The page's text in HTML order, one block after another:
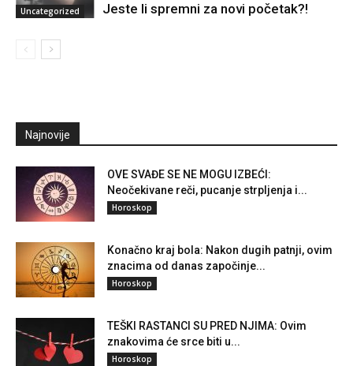
Uncategorized
Jeste li spremni za novi početak?!
Najnovije
OVE SVAĐE SE NE MOGU IZBEĆI:
Neočekivane reči, pucanje strpljenja i...
Horoskop
Konačno kraj bola: Nakon dugih patnji, ovim
znacima od danas započinje...
Horoskop
TEŠKI RASTANCI SU PRED NJIMA: Ovim
znakovima će srce biti u...
Horoskop